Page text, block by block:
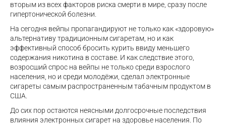
вторым из всех факторов риска смерти в мире, сразу после
гипертонической болезни.
На сегодня вейпы пропагандируют не только как «здоровую»
альтернативу традиционным сигаретам, но и как
эффективный способ бросить курить ввиду меньшего
содержания никотина в составе. И как следствие этого,
возросший спрос на вейпы не только среди взрослого
населения, но и среди молодёжи, сделал электронные
сигареты самым распространенным табачным продуктом в
США.
До сих пор остаются неясными долгосрочные последствия
влияния электронных сигарет на здоровье населения. По